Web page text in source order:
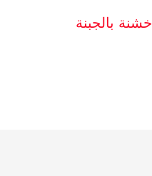
بالجبنة